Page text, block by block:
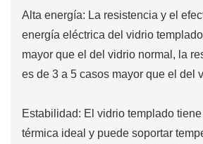
Alta energía: La resistencia y el
energía eléctrica del vidrio
mayor que el del vidrio normal, la
es de 3 a 5 casos mayor que el del
Estabilidad: El vidrio templado
térmica ideal y puede soportar